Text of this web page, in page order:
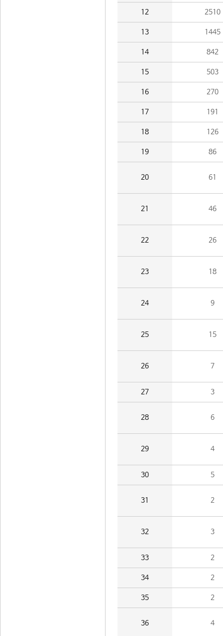
12 2510
13 1445
14 842
15 503
16 270
17 191
18 126
19 86
20 61
21 46
22 26
23 18
24 9
25 15
26 7
27 3
28 6
29 4
30 5
31 2
32 3
33 2
34 2
35 2
36 4